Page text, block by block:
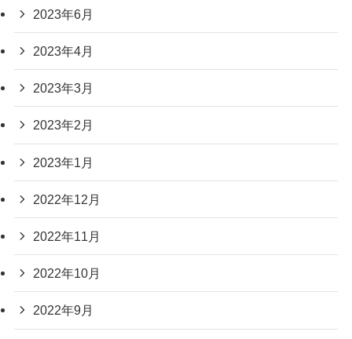
2023年6月
2023年4月
2023年3月
2023年2月
2023年1月
2022年12月
2022年11月
2022年10月
2022年9月